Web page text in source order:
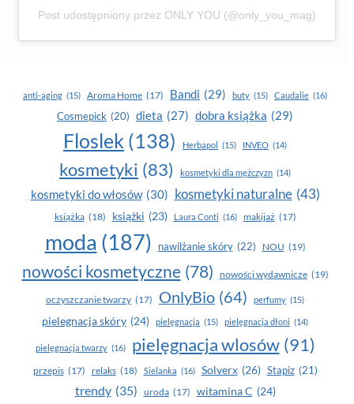
Post udostępniony przez ONLY YOU (@only_you_mag)
anti-aging (15) Aroma Home (17) Bandi (29) buty (15) Caudalie (16)
Cosmepick (20) dieta (27) dobra książka (29)
Floslek (138) Herbapol (15) INVEO (14)
kosmetyki (83) kosmetyki dla mężczyzn (14)
kosmetyki do włosów (30) kosmetyki naturalne (43)
książka (18) książki (23) Laura Conti (16) makijaż (17)
moda (187) nawilżanie skóry (22) NOU (19)
nowości kosmetyczne (78) nowości wydawnicze (19)
oczyszczanie twarzy (17) OnlyBio (64) perfumy (15)
pielegnacja skóry (24) pielęgnacja (15) pielęgnacja dłoni (14)
pielęgnacja twarzy (16) pielęgnacja wlosów (91)
przepis (17) relaks (18) Sielanka (16) Solverx (26) Stapiz (21)
trendy (35) uroda (17) witamina C (24)